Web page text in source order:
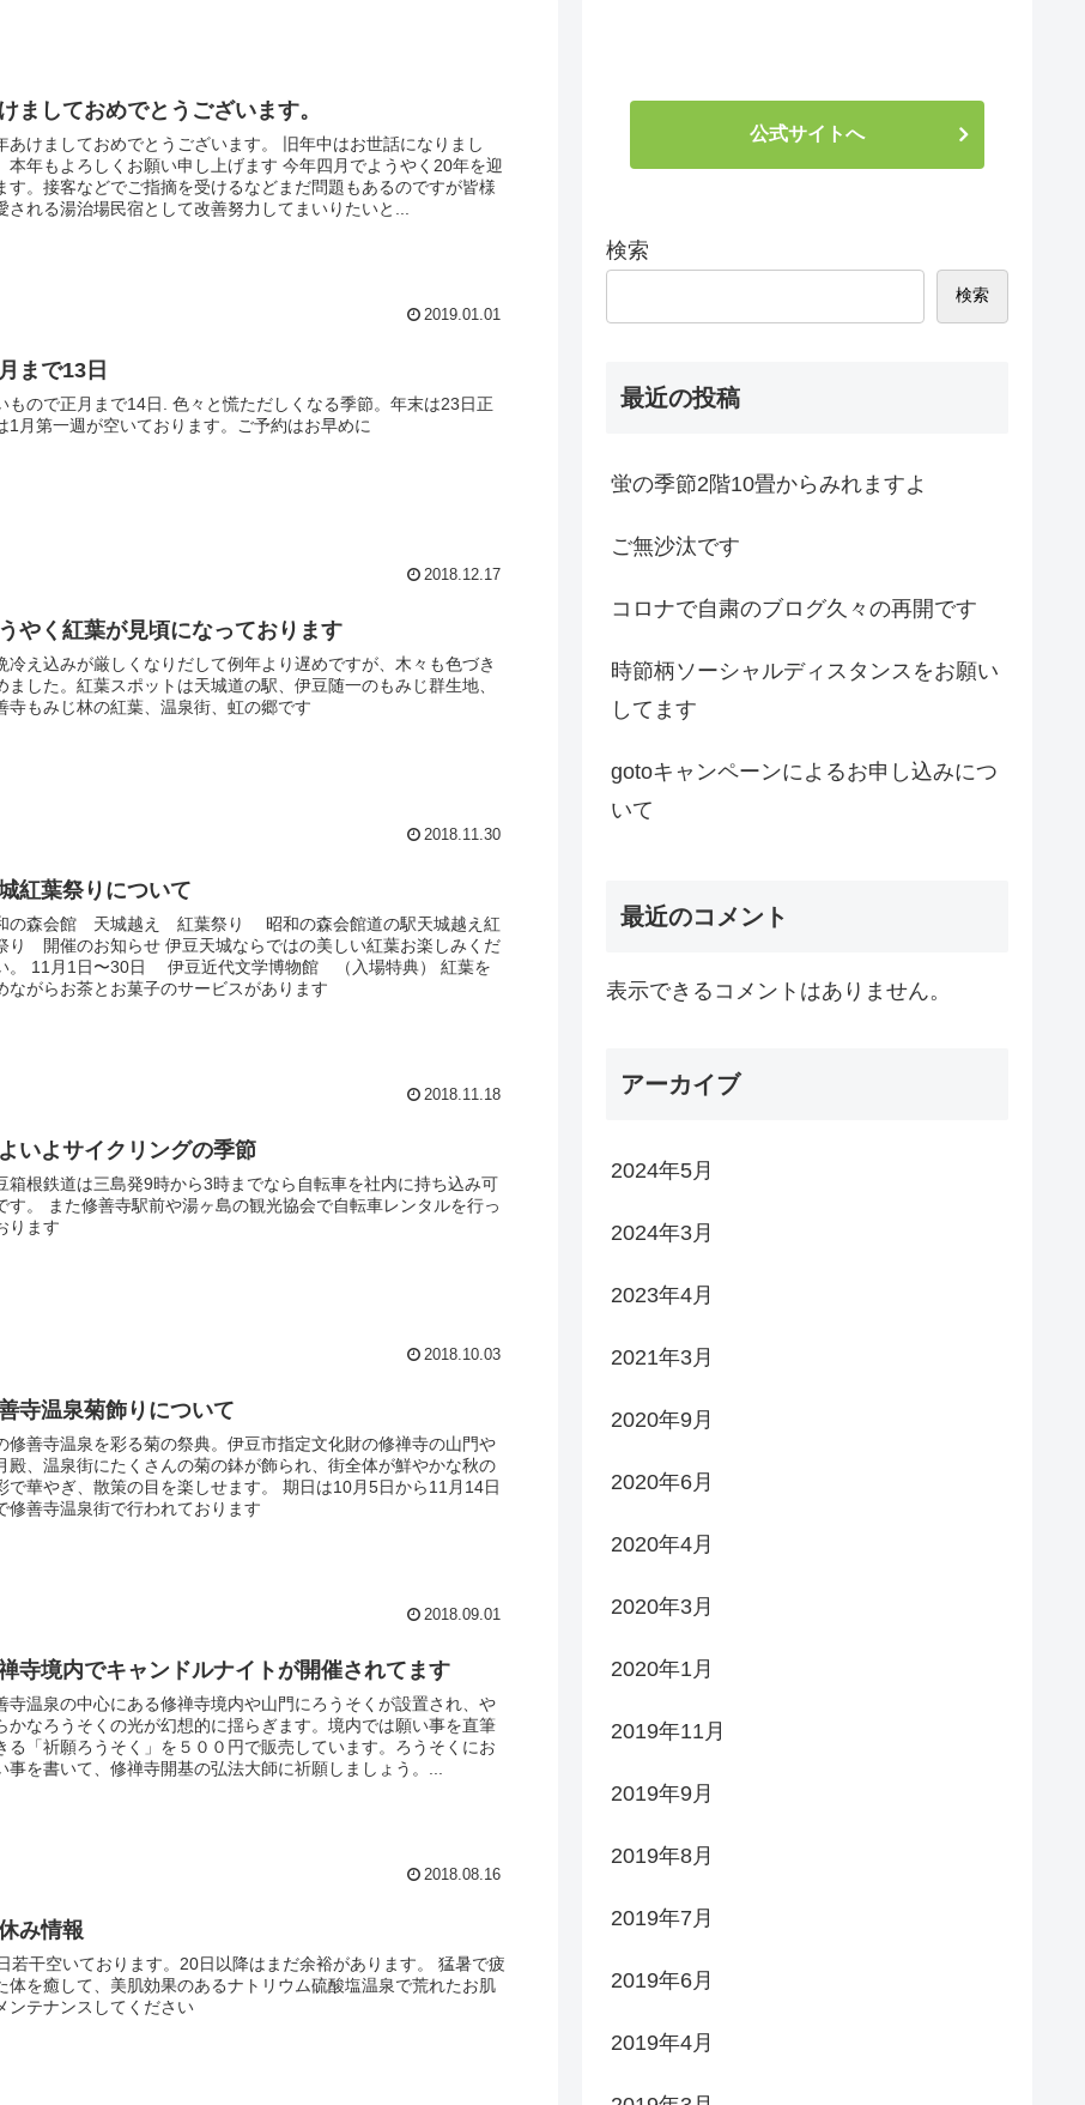
ましておめでとうございます。
あけましておめでとうございます。 旧年中はお世話になりまし
本年もよろしくお願い申し上げます 今年四月でようやく20年を迎
す。接客などでご指摘を受けるなどまだ問題もあるのですが皆様
される湯治場民宿として改善努力してまいりたいと...
2019.01.01
まで13日
もので正月まで14日. 色々と慌ただしくなる季節。年末は23日正
1月第一週が空いております。ご予約はお早めに
2018.12.17
やく紅葉が見頃になっております
冷え込みが厳しくなりだして例年より遅めですが、木々も色づき
ました。紅葉スポットは天城道の駅、伊豆随一のもみじ群生地、
寺もみじ林の紅葉、温泉街、虹の郷です
2018.11.30
紅葉祭りについて
の森会館 天城越え 紅葉祭り 昭和の森会館道の駅天城越え紅
り 開催のお知らせ 伊豆天城ならではの美しい紅葉お楽しみくだ
。 11月1日〜30日 伊豆近代文学博物館 （入場特典） 紅葉を
ながらお茶とお菓子のサービスがあります
2018.11.18
いよサイクリングの季節
箱根鉄道は三島発9時から3時までなら自転車を社内に持ち込み可
す。 また修善寺駅前や湯ヶ島の観光協会で自転車レンタルを行っ
ります
2018.10.03
寺温泉菊飾りについて
修善寺温泉を彩る菊の祭典。伊豆市指定文化財の修禅寺の山門や
殿、温泉街にたくさんの菊の鉢が飾られ、街全体が鮮やかな秋の
で華やぎ、散策の目を楽しせます。 期日は10月5日から11月14日
修善寺温泉街で行われております
2018.09.01
寺境内でキャンドルナイトが開催されてます
寺温泉の中心にある修禅寺境内や山門にろうそくが設置され、や
かなろうそくの光が幻想的に揺らぎます。境内では願い事を直筆
る「祈願ろうそく」を５００円で販売しています。ろうそくにお
事を書いて、修禅寺開基の弘法大師に祈願しましょう。...
2018.08.16
み情報
若干空いております。20日以降はまだ余裕があります。 猛暑で疲
体を癒して、美肌効果のあるナトリウム硫酸塩温泉で荒れたお肌
ンテナンスしてください
公式サイトへ
検索
検索
最近の投稿
蛍の季節2階10畳からみれますよ
ご無沙汰です
コロナで自粛のブログ久々の再開です
時節柄ソーシャルディスタンスをお願い
してます
gotoキャンペーンによるお申し込みにつ
いて
最近のコメント
表示できるコメントはありません。
アーカイブ
2024年5月
2024年3月
2023年4月
2021年3月
2020年9月
2020年6月
2020年4月
2020年3月
2020年1月
2019年11月
2019年9月
2019年8月
2019年7月
2019年6月
2019年4月